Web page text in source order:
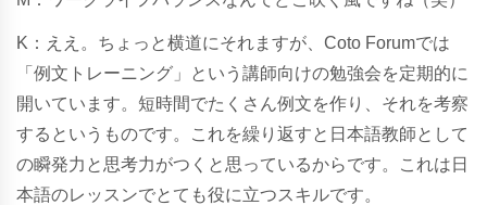
K：ええ。ちょっと横道にそれますが、Coto Forumでは
「例文トレーニング」という講師向けの勉強会を定期的に
開いています。短時間でたくさん例文を作り、それを考察
するというものです。これを繰り返すと日本語教師として
の瞬発力と思考力がつくと思っているからです。これは日
本語のレッスンでとても役に立つスキルです。